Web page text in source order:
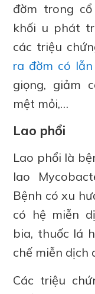
đờm trong
khối u phát
các triệu
ra đờm có
giọng, giảm
mệt mỏi,…
Lao phổi
Lao phổi là
lao
Bệnh có xu
có hệ miễn
bia, thuốc lá
chế miễn dịch
Các triệu